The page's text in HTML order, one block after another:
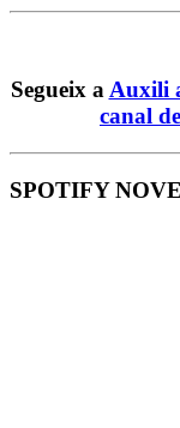
Segueix aAuxili
canal
SPOTIFY